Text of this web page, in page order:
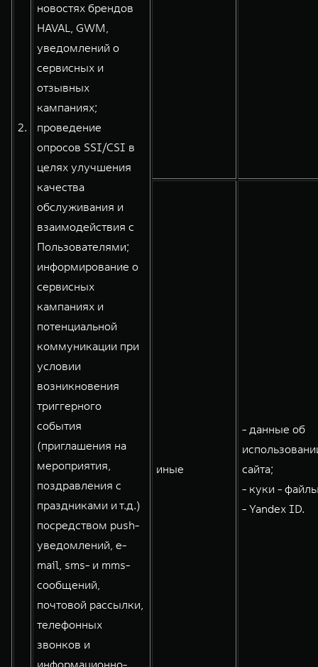
2.
новостях брендов
HAVAL, GWM,
уведомлений о
сервисных и
отзывных
кампаниях;
проведение
опросов SSI/CSI в
целях улучшения
качества
обслуживания и
взаимодействия с
Пользователями;
информирование о
сервисных
кампаниях и
потенциальной
коммуникации при
условии
возникновения
триггерного
события
(приглашения на
мероприятия,
поздравления с
праздниками и т.д.)
посредством push-
уведомлений, e-
mail, sms- и mms-
сообщений,
почтовой рассылки,
телефонных
звонков и
информационно-
иные
- данные об
сайта;
- куки -
- Yandex ID.